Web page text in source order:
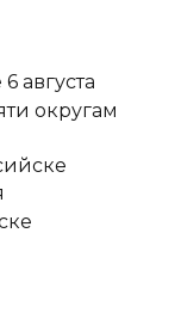
августа
округам